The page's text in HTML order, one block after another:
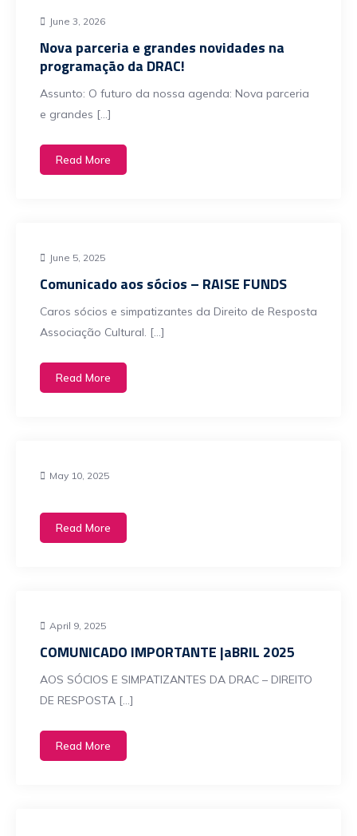
June 3, 2026
Nova parceria e grandes novidades na
programação da DRAC!
Assunto: O futuro da nossa agenda: Nova parceria
e grandes […]
Read More
June 5, 2025
Comunicado aos sócios – RAISE FUNDS
Caros sócios e simpatizantes da Direito de Resposta
Associação Cultural. […]
Read More
May 10, 2025
Read More
April 9, 2025
COMUNICADO IMPORTANTE |aBRIL 2025
AOS SÓCIOS E SIMPATIZANTES DA DRAC – DIREITO
DE RESPOSTA […]
Read More